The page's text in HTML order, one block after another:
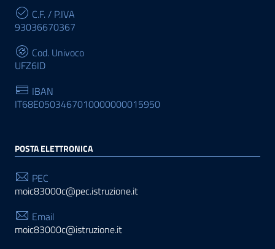
C.F. / P.IVA
93036670367
Cod. Univoco
UFZ6ID
IBAN
IT68E0503467010000000015950
POSTA ELETTRONICA
PEC
moic83000c@pec.istruzione.it
Email
moic83000c@istruzione.it